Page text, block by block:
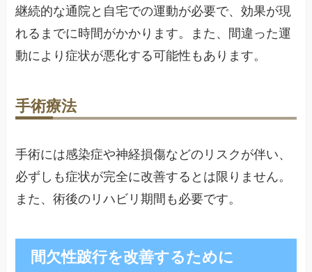
継続的な通院と自宅での運動が必要で、効果が現
れるまでに時間がかかります。また、間違った運
動により症状が悪化する可能性もあります。
手術療法
手術には感染症や神経損傷などのリスクが伴い、
必ずしも症状が完全に改善するとは限りません。
また、術後のリハビリ期間も必要です。
間欠性跛行を改善するために